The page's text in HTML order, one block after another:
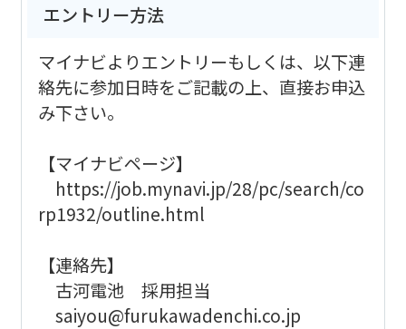
エントリー方法
マイナビよりエントリーもしくは、以下連
絡先に参加日時をご記載の上、直接お申込
み下さい。
【マイナビページ】
https://job.mynavi.jp/28/pc/search/co
rp1932/outline.html
【連絡先】
古河電池 採用担当
saiyou@furukawadenchi.co.jp